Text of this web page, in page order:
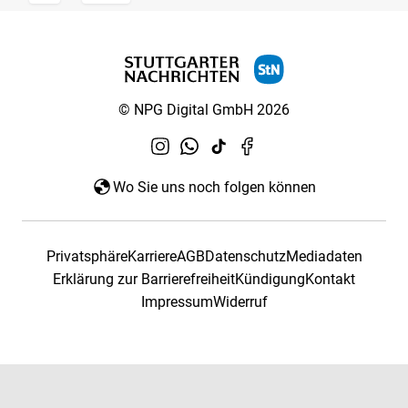
© NPG Digital GmbH 2026
Wo Sie uns noch folgen können
PrivatsphäreKarriereAGBDatenschutzMediadaten
Erklärung zur BarrierefreiheitKündigungKontakt
ImpressumWiderruf